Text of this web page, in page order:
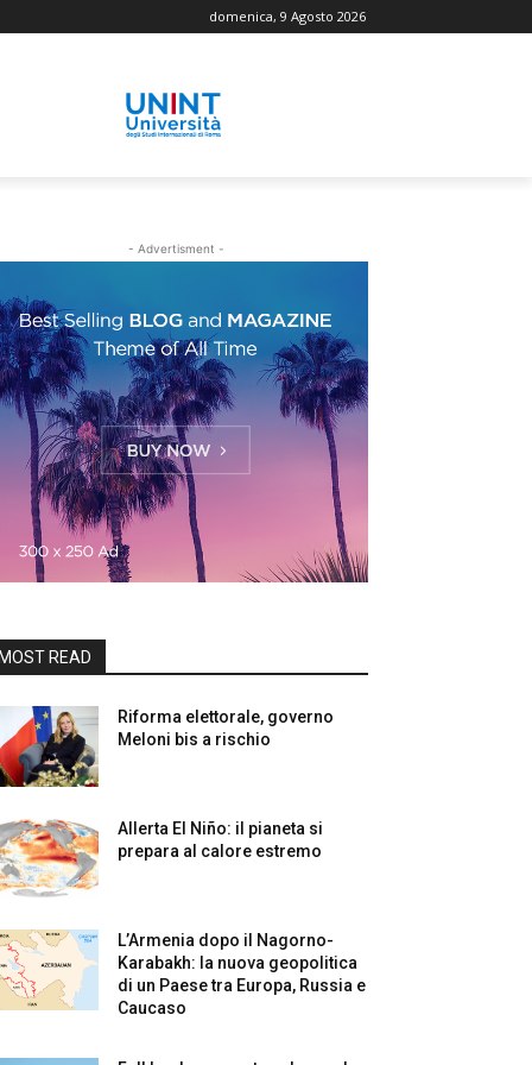
domenica, 9 Agosto 2026
- Advertisment -
READ
Riforma elettorale, governo
Meloni bis a rischio
Allerta El Niño: il pianeta si
prepara al calore estremo
L’Armenia dopo il Nagorno-
Karabakh: la nuova geopolitica
di un Paese tra Europa, Russia e
Caucaso